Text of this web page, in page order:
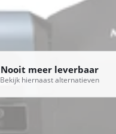
Nooit meer leverbaar
Bekijk hiernaast alternatieven